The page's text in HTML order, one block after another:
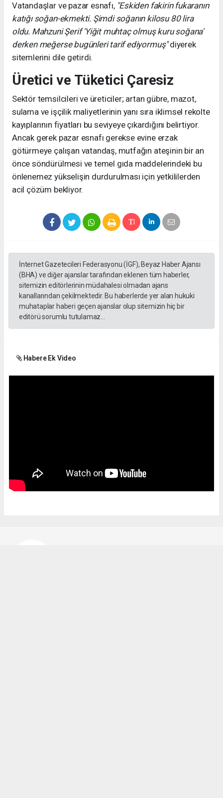
Vatandaşlar ve pazar esnafı, "Eskiden fakirin fukaranın
katığı soğan-ekmekti. Şimdi soğanın kilosu 80 lira
oldu. Mahzuni Şerif 'Yiğit muhtaç olmuş kuru soğana'
derken meğerse bugünleri tarif ediyormuş"diyerek
sitemlerini dile getirdi.
Üretici ve Tüketici Çaresiz
Sektör temsilcileri ve üreticiler; artan gübre, mazot,
sulama ve işçilik maliyetlerinin yanı sıra iklimsel rekolte
kayıplarının fiyatları bu seviyeye çıkardığını belirtiyor.
Ancak gerek pazar esnafı gerekse evine erzak
götürmeye çalışan vatandaş, mutfağın ateşinin bir an
önce söndürülmesi ve temel gıda maddelerindeki bu
önlenemez yükselişin durdurulması için yetkililerden
acil çözüm bekliyor.
İnternet Gazetecileri Federasyonu (İGF), Beyaz Haber Ajansı
(BHA) ve diğer ajanslar tarafından eklenen tüm haberler,
sitemizin editörlerinin müdahalesi olmadan ajans
kanallarından çekilmektedir. Bu haberlerde yer alan hukuki
muhataplar haberi geçen ajanslar olup sitemizin hiç bir
editörü sorumlu tutulamaz...
Habere Ek Video